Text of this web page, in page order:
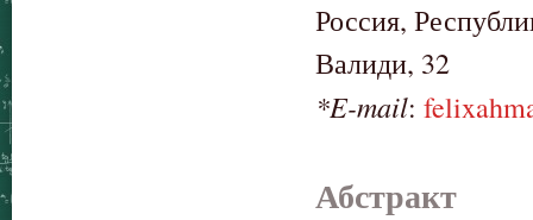
Россия,
Валиди, 32
*E-mail:
Абстракт